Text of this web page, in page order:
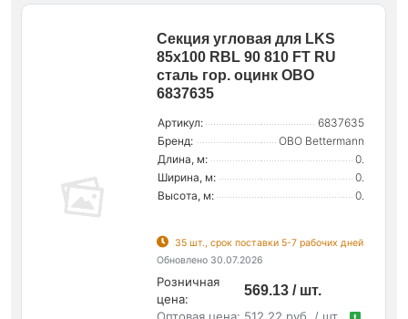
Секция угловая для LKS
85х100 RBL 90 810 FT RU
сталь гор. оцинк OBO
6837635
Артикул:
6837635
Бренд:
OBO Bettermann
Длина, м:
0.
Ширина, м:
0.
Высота, м:
0.
35 шт., срок поставки 5-7 рабочих дней
Обновлено 30.07.2026
Розничная
цена:
569.13 / шт.